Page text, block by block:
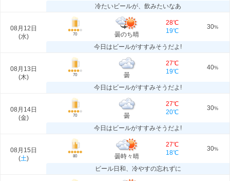
冷たいビールが、飲みたいなあ
08月12日
(水) 70 曇のち晴
28℃
19℃
30%
今日はビールがすすみそうだよ!
08月13日
(木) 70 曇
27℃
19℃
40%
今日はビールがすすみそうだよ!
08月14日
(金) 70 曇
27℃
20℃
30%
今日はビールがすすみそうだよ!
08月15日
(土) 80 曇時々晴
27℃
18℃
30%
ビール日和、冷やすの忘れずに